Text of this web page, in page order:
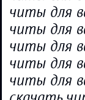
читы для
читы для
читы для
читы для
читы для